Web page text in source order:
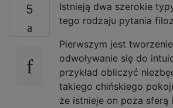
5
Istnieją dwa szerokie
tego rodzaju pytania
Pierwszym jest
odwoływanie się do
przykład obliczyć
takiego chińskiego
że istnieje on poza sferą